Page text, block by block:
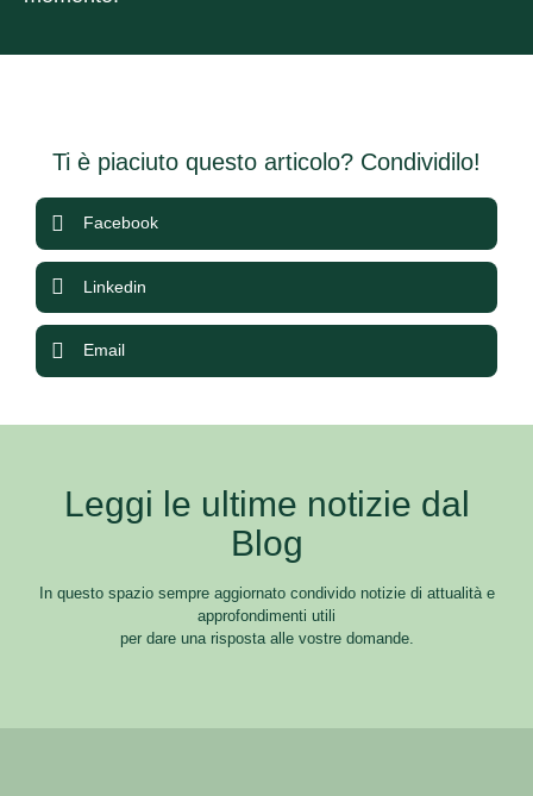
Ti è piaciuto questo articolo? Condividilo!
Facebook
Linkedin
Email
Leggi le ultime notizie dal
Blog
In questo spazio sempre aggiornato condivido notizie di attualità e
approfondimenti utili
per dare una risposta alle vostre domande.